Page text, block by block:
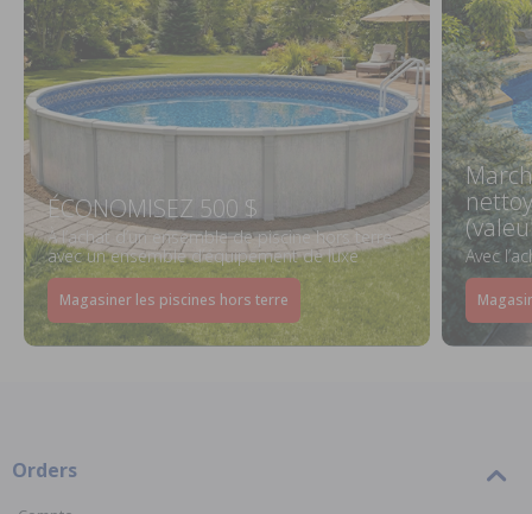
ÉCONOMISEZ 500 $
À l’achat d’un ensemble de piscine hors terre
avec un ensemble d’équipement de luxe
Magasiner les piscines hors terre
Avec
Orders